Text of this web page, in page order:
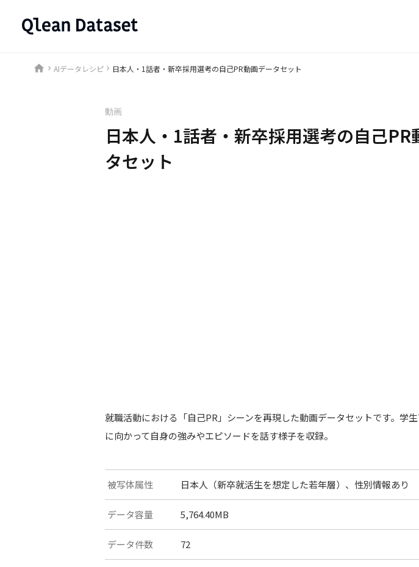
home keyboard_arrow_right AIデータレシピkeyboard_arrow_right 日本人・1話者・新卒採用選考の自己PR動画データセット
動画
日本人・1話者・新卒採用選考の自己PR
タセット
就職活動における「自己PR」シーンを再現した動画データセットです。学
に向かって自身の強みやエピソードを話す様子を収録。
被写体属性 日本人（新卒就活生を想定した若年層）、性別情報あり
データ容量 5,764.40MB
データ件数 72